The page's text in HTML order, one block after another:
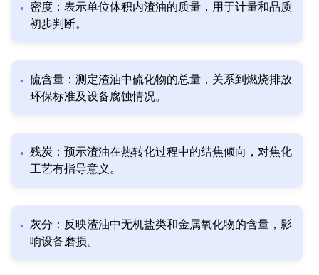
密度：表示单位体积内渣油的质量，用于计量和品质
初步判断。
硫含量：测定渣油中硫化物的总量，关系到燃烧排放
环保标准及设备腐蚀情况。
残炭：预示渣油在热转化过程中的结焦倾向，对焦化
工艺有指导意义。
灰分：反映渣油中无机盐类和金属氧化物的含量，影
响设备磨损。